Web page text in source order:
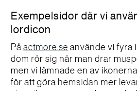
Exempelsidor där vi
lordicon
Påactmore.se använde vi fyra
dom rör sig när man drar
men vi lämnade en av
för att göra hemsidan mer